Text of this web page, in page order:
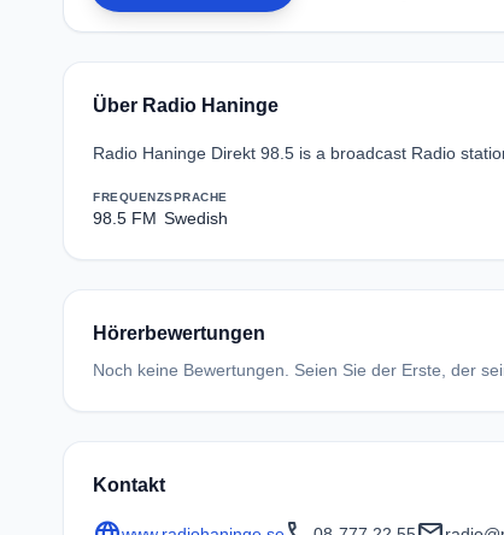
Über Radio Haninge
Radio Haninge Direkt 98.5 is a broadcast Radio
FREQUENZ
98.5 FM
SPRACHE
Swedish
Hörerbewertungen
Noch keine Bewertungen. Seien Sie der Erste, der
Kontakt